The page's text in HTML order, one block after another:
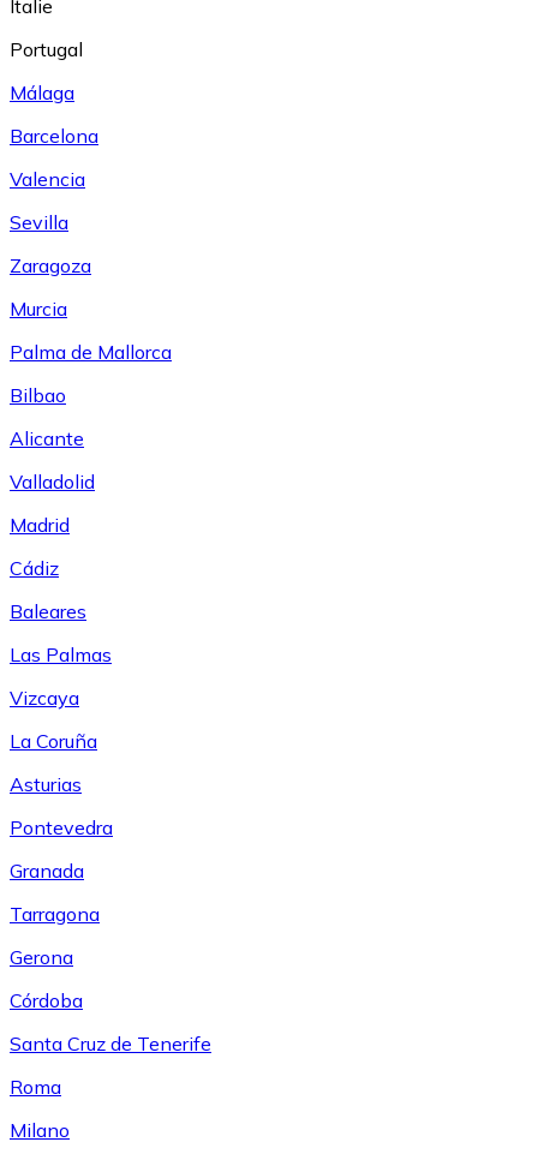
Italie
Portugal
Málaga
Barcelona
Valencia
Sevilla
Zaragoza
Murcia
Palma de Mallorca
Bilbao
Alicante
Valladolid
Madrid
Cádiz
Baleares
Las Palmas
Vizcaya
La Coruña
Asturias
Pontevedra
Granada
Tarragona
Gerona
Córdoba
Santa Cruz de Tenerife
Roma
Milano